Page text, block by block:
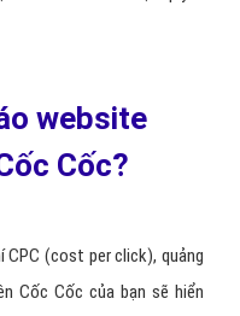
click. Tất cả do bạn quyết
website
(cost per click), quảng